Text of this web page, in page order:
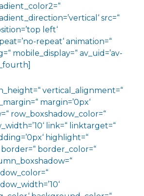
src=“
left‘
repeat‘ animation=“
mobile_display=“ av_uid=’av-
vertical_alignment=“
margin=’0px‘
row_boxshadow_color=“
link=“ linktarget=“
highlight=“
border_color=“